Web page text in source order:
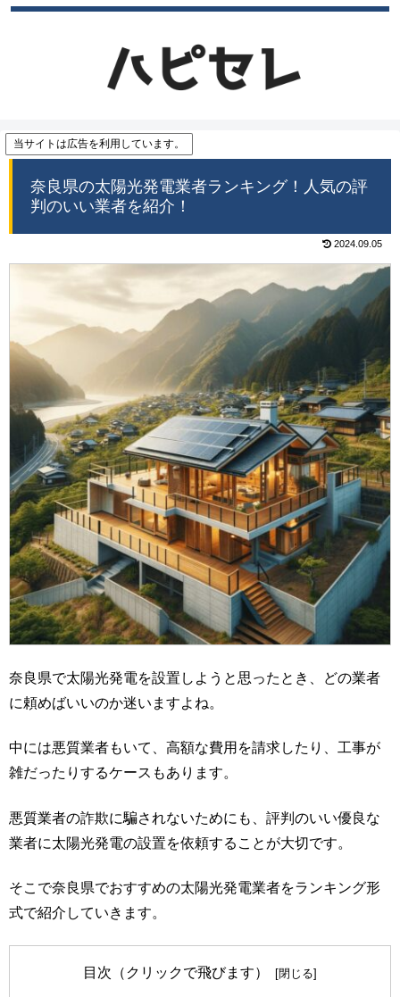
当サイトは広告を利用しています。
奈良県の太陽光発電業者ランキング！人気の評
判のいい業者を紹介！
2024.09.05
奈良県で太陽光発電を設置しようと思ったとき、どの業者
に頼めばいいのか迷いますよね。
中には悪質業者もいて、高額な費用を請求したり、工事が
雑だったりするケースもあります。
悪質業者の詐欺に騙されないためにも、評判のいい優良な
業者に太陽光発電の設置を依頼することが大切です。
そこで奈良県でおすすめの太陽光発電業者をランキング形
式で紹介していきます。
目次（クリックで飛びます）